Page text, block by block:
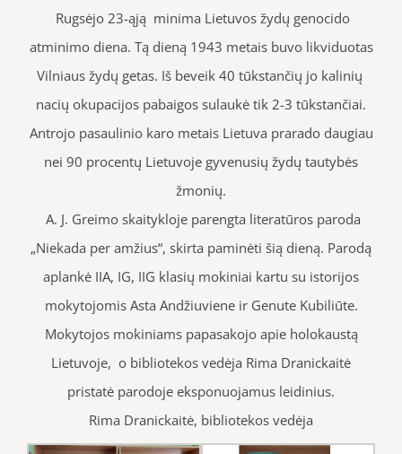
Rugsėjo 23-ąją minima Lietuvos žydų genocido
atminimo diena. Tą dieną 1943 metais buvo likviduotas
Vilniaus žydų getas. Iš beveik 40 tūkstančių jo kalinių
nacių okupacijos pabaigos sulaukė tik 2-3 tūkstančiai.
Antrojo pasaulinio karo metais Lietuva prarado daugiau
nei 90 procentų Lietuvoje gyvenusių žydų tautybės
žmonių.
A. J. Greimo skaitykloje parengta literatūros paroda
„Niekada per amžius“, skirta paminėti šią dieną. Parodą
aplankė IIA, IG, IIG klasių mokiniai kartu su istorijos
mokytojomis Asta Andžiuviene ir Genute Kubiliūte.
Mokytojos mokiniams papasakojo apie holokaustą
Lietuvoje, o bibliotekos vedėja Rima Dranickaitė
pristatė parodoje eksponuojamus leidinius.
Rima Dranickaitė, bibliotekos vedėja